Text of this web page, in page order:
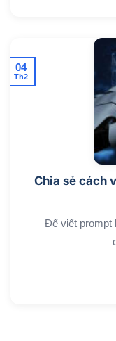
Chia sẻ cách
Để viết prompt
04
Th2